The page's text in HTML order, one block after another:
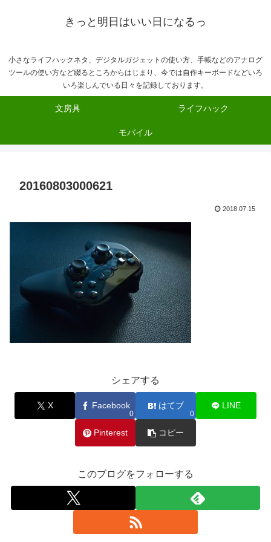
きっと明日はいい日になるっ
小さなライフハックネタ、デジタルガジェットの使い方、手帳などのアナログ
ツールの使い方など綴るところからはじまり、今では自作キーボードなどいろ
いろ楽しんでいる日々を記録しております。
文房具 ライフハック
モバイル
20160803000621
2018.07.15
シェアする
X Facebook
0
はてブ
0
LINE
Pinterest コピー
このブログをフォローする